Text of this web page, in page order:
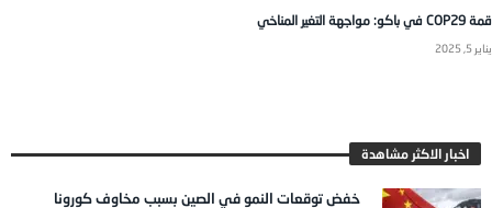
قمة COP29 في باكو: مواجهة التغير المناخي
يناير 5, 2025
اخبار الاكثر مشاهدة
خفض توقعات النمو في الصين بسبب مخاوف كورونا